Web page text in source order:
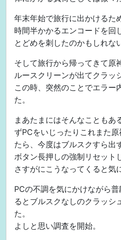
年末年始で旅行に出かけるた
時間半かかるエンコードを回
とどめを刺したのかもしれな
そして旅行から帰ってきて原
ルースクリーンが出てクラッ
この時、突然のことでエラー
た。
まあたまにはそんなこともあ
ずPCをいじったりこれまた
たら、今度はブルスクすら出
ボタン長押しの強制リセット
さすがにこうなってくると気
PCの不調を気にかけながら
るとブルスクなしのクラッシ
た。
よしと思い調査を開始。